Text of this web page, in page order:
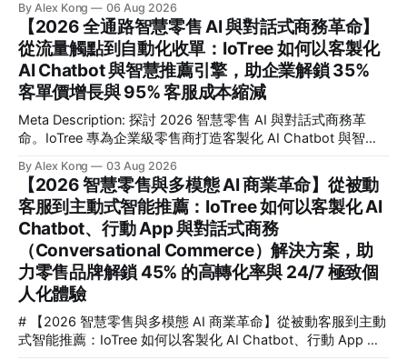
檢測精準度與 300% 營運效能 在 2026 年的數位轉型浪潮
中，企業如何將海量無效的監控畫面轉化為即時決策資產？**
電腦視覺**（Computer Vision）與客製化**影像辨識
**（Image Recognition）技術與邊緣 AI（Edge AI）的深度結
合，正是幫助企業擺脫傳統被動監控、實現毫秒級主動式威脅
CTO、安全與營運總監，以及希望利用智慧影像提升效能的管
理者而寫。我們將深度解析 IoTree 如何透過尖端演算法與硬
體協同優化，協助企業在複雜的工業、商業與智慧園區場景
中，解鎖高達 99.8% 的檢測精準度，並實現 300% 的營運效
能躍升。
By Alex Kong 06 Aug 2026
【2026 全通路智慧零售 AI 與對話式商務革命】
從流量觸點到自動化收單：IoTree 如何以客製化
AI Chatbot 與智慧推薦引擎，助企業解鎖 35%
客單價增長與 95% 客服成本縮減
Meta Description: 探討 2026 智慧零售 AI 與對話式商務革
命。IoTree 專為企業級零售商打造客製化 AI Chatbot 與智慧
實現全通路自動化收單。 # 【2026 全通路智慧零售 AI 與對
話式商務革命】從流量觸點到自動化收單：IoTree 如何以客製
化 AI Chatbot 與智慧推薦引擎，助企業解鎖 35% 客單價增長
與 95% 客服成本縮減 💡 核心要點速覽 (Key Takeaways) * 🎯
核心解答：對話式商務如何幫助零售業進行 AI 轉型？透過將
AI 深度整合至全通路（Omnichannel），企業能將破碎的流量
觸點轉化為高轉化的雙向互動，實現從「主動搜尋」到「對話
即收單」的無縫體驗。
By Alex Kong 03 Aug 2026
【2026 智慧零售與多模態 AI 商業革命】從被動
客服到主動式智能推薦：IoTree 如何以客製化 AI
Chatbot、行動 App 與對話式商務
（Conversational Commerce）解決方案，助
力零售品牌解鎖 45% 的高轉化率與 24/7 極致個
人化體驗
# 【2026 智慧零售與多模態 AI 商業革命】從被動客服到主動
式智能推薦：IoTree 如何以客製化 AI Chatbot、行動 App 與